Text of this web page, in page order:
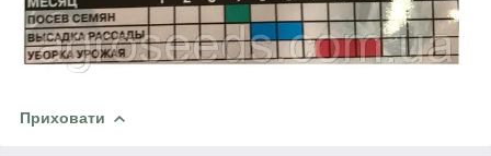
Приховати